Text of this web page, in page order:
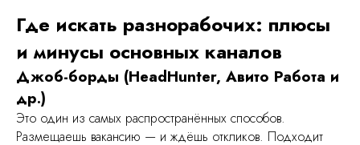
Где искать разнорабочих: плюсы
и минусы основных каналов
Джоб-борды (HeadHunter, Авито Работа и
др.)
Это один из самых распространённых способов.
Размещаешь вакансию — и ждёшь откликов. Подходит